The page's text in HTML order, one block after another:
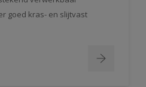
goed kras- en slijtvast